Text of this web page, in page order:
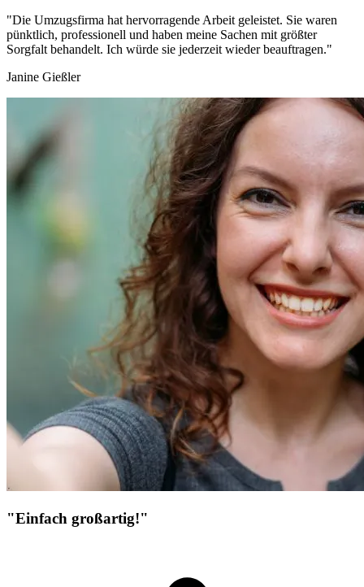
"Die Umzugsfirma hat hervorragende Arbeit geleistet. Sie waren
pünktlich, professionell und haben meine Sachen mit größter
Sorgfalt behandelt. Ich würde sie jederzeit wieder beauftragen."
Janine Gießler
"Einfach großartig!"